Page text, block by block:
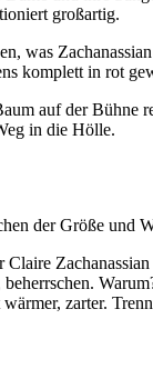
großartig.
was
komplett in rot
auf der
in die Hölle.
der Größe und
zarter.